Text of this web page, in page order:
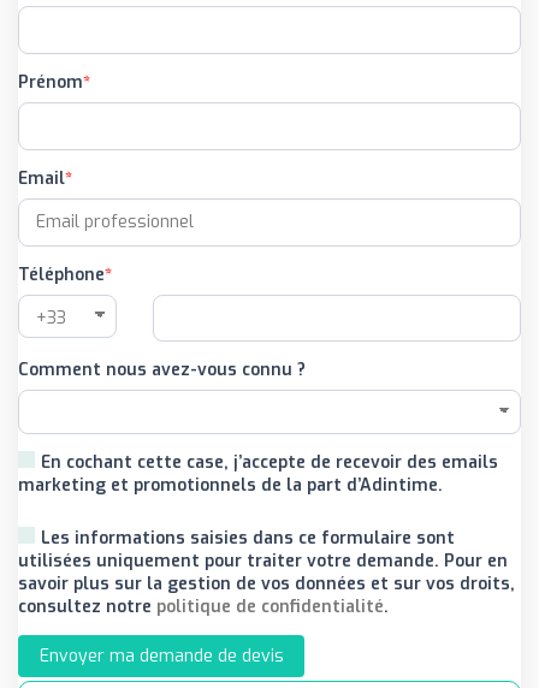
Prénom
Email
Téléphone
Comment nous avez-vous connu ?
En cochant cette case, j’accepte de recevoir des emails
marketing et promotionnels de la part d’Adintime.
Les informations saisies dans ce formulaire sont
utilisées uniquement pour traiter votre demande. Pour en
savoir plus sur la gestion de vos données et sur vos droits,
consultez notre politique de confidentialité.
Envoyer ma demande de devis